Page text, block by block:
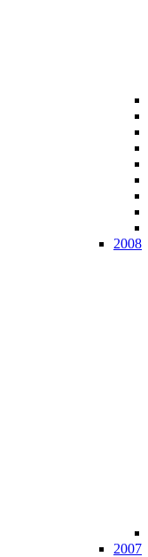
2008
2007